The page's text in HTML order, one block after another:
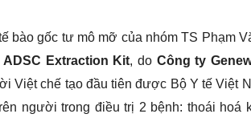
bào gốc tư mô mỡ của nhóm TS Phạm
ADSC Extraction Kit, do Công ty
Việt chế tạo đầu tiên được Bộ Y tế Việt
người trong điều trị 2 bệnh: thoái hoá